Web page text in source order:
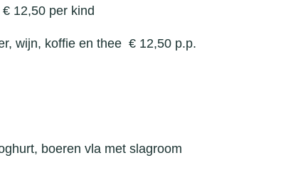
per kind
wijn, koffie en thee € 12,50 p.p.
boeren vla met slagroom